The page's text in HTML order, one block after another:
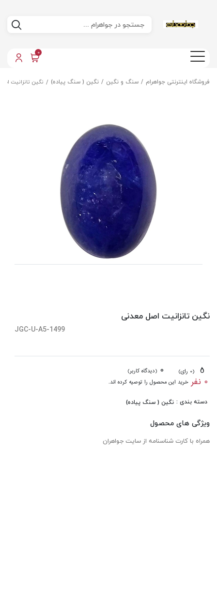
0
فروشگاه اینترنتی جواهرام سنگ و نگین نگین ( سنگ پیاده) نگین تانزانیت
نگین تانزانیت اصل معدنی
JGC-U-A5-1499
(0 رای) 0 (دیدگاه کاربر)
0 نفر خرید این محصول را توصیه کرده اند.
دسته بندی : نگین ( سنگ پیاده)
ویژگی های محصول
همراه با کارت شناسنامه از سایت جواهران